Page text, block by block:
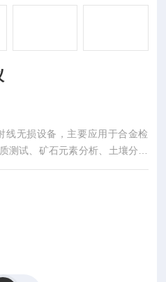
线无损设备，主要应用于合金检
测试、矿石元素分析、土壤分析
业EDX能谱分析仪生产厂家，分